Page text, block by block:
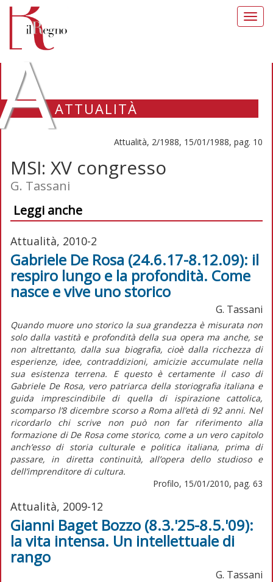
ATTUALITÀ
Attualità, 2/1988, 15/01/1988, pag. 10
MSI: XV congresso
G. Tassani
Leggi anche
Attualità, 2010-2
Gabriele De Rosa (24.6.17-8.12.09): il
respiro lungo e la profondità. Come
nasce e vive uno storico
G. Tassani
Quando muore uno storico la sua grandezza è misurata non
solo dalla vastità e profondità della sua opera ma anche, se
non altrettanto, dalla sua biografia, cioè dalla ricchezza di
esperienze, idee, contraddizioni, amicizie accumulate nella
sua esistenza terrena. E questo è certamente il caso di
Gabriele De Rosa, vero patriarca della storiografia italiana e
guida imprescindibile di quella di ispirazione cattolica,
scomparso l’8 dicembre scorso a Roma all’età di 92 anni. Nel
ricordarlo chi scrive non può non far riferimento alla
formazione di De Rosa come storico, come a un vero capitolo
anch’esso di storia culturale e politica italiana, prima di
passare, in diretta continuità, all’opera dello studioso e
dell’imprenditore di cultura.
Profilo, 15/01/2010, pag. 63
Attualità, 2009-12
Gianni Baget Bozzo (8.3.'25-8.5.'09):
la vita intensa. Un intellettuale di
rango
G. Tassani